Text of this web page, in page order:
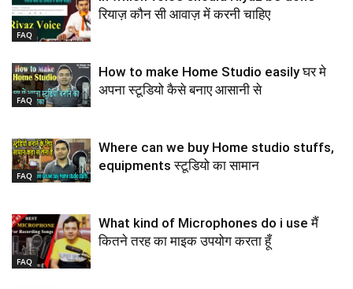
FAQ
रियाज़ कौन सी आवाज़ में करनी चाहिए
FAQ
How to make Home Studio easily घर मे
अपना स्टूडियो कैसे बनाए आसानी से
FAQ
Where can we buy Home studio stuffs,
equipments स्टूडियो का सामान
FAQ
What kind of Microphones do i use मैं
कितने तरह का माइक उपयोग करता हूँ